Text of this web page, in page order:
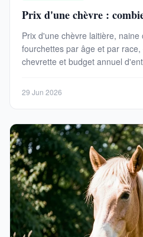
Prix d'une chèvre :
Prix d'une chèvre laitière,
fourchettes par âge et par
chevrette et budget annuel
29 Jun 2026